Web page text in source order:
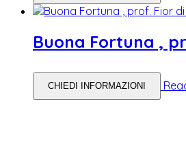
Buona Fortuna ,
CHIEDI INFORMAZIONI